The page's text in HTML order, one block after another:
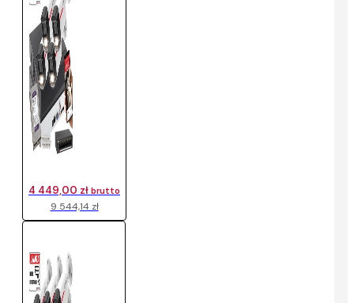
9 544,14 zł
4 449,00 zł brutto